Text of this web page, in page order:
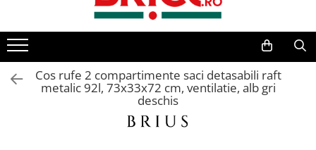
Baterii bucatarie
Cos rufe 2 compartimente saci detasabili raft
metalic 92l, 73x33x72 cm, ventilatie, alb gri
deschis